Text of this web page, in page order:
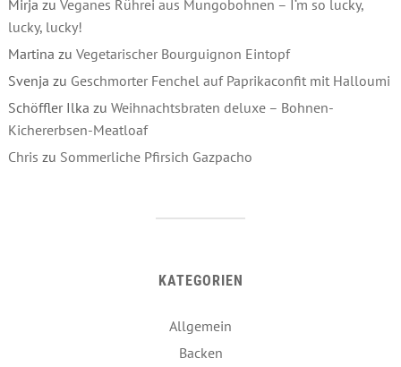
Mirja zu Veganes Rührei aus Mungobohnen – I‘m so lucky,
lucky, lucky!
Martina zu Vegetarischer Bourguignon Eintopf
Svenja zu Geschmorter Fenchel auf Paprikaconfit mit Halloumi
Schöffler Ilka zu Weihnachtsbraten deluxe – Bohnen-
Kichererbsen-Meatloaf
Chris zu Sommerliche Pfirsich Gazpacho
KATEGORIEN
Allgemein
Backen